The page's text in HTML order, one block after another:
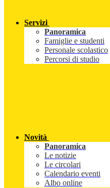
Servizi
Panoramica
Famiglie e studenti
Personale scolastico
Percorsi di studio
Novità
Panoramica
Le notizie
Le circolari
Calendario eventi
Albo online